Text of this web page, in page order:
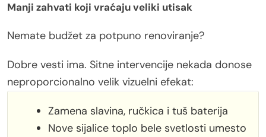
Manji zahvati koji vraćaju veliki utisak
Nemate budžet za potpuno renoviranje?
Dobre vesti ima. Sitne intervencije nekada donose
neproporcionalno velik vizuelni efekat:
Zamena slavina, ručkica i tuš baterija
Nove sijalice toplo bele svetlosti umesto